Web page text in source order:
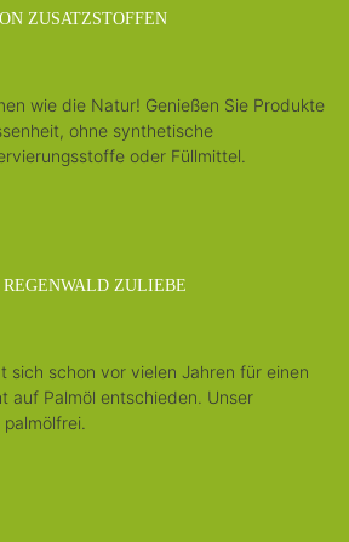
ZUSATZSTOFFEN
wie die Natur! Genießen Sie Produkte
ohne synthetische
oder Füllmittel.
ZULIEBE
sich schon vor vielen Jahren für einen
auf Palmöl entschieden. Unser